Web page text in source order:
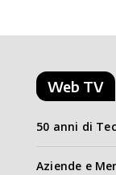
Web TV
50 anni di
Aziende e